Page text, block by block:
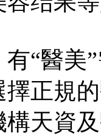
“醫美
正規
天資